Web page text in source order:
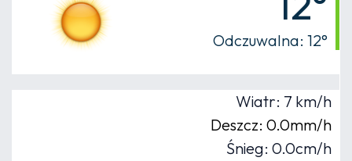
Odczuwalna: 12°
Wiatr: 7 km/h
Deszcz: 0.0mm/h
Śnieg: 0.0cm/h